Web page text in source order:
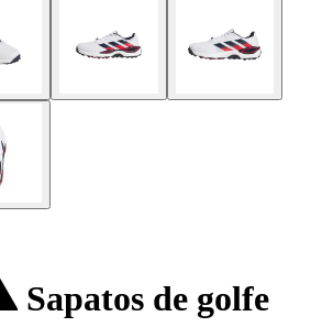
Sapatos de golfe